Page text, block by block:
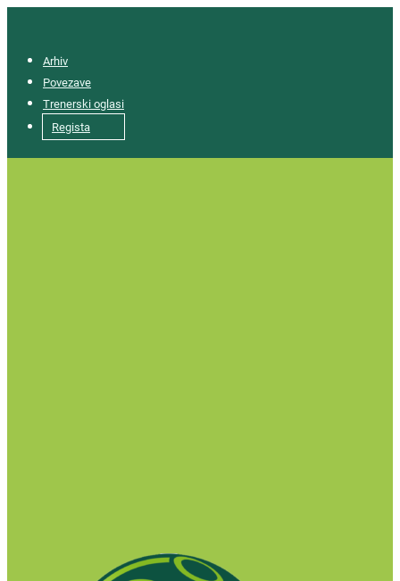
Arhiv
Povezave
Trenerski oglasi
Regista